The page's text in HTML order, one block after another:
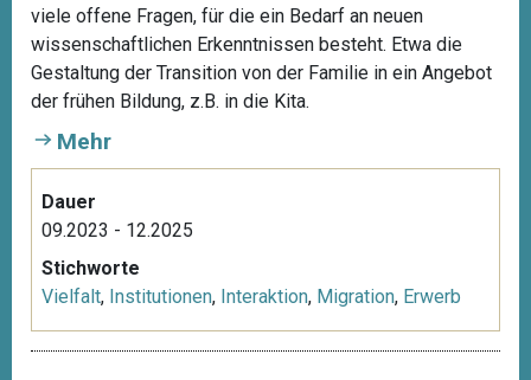
viele offene Fragen, für die ein Bedarf an neuen
wissenschaftlichen Erkenntnissen besteht. Etwa die
Gestaltung der Transition von der Familie in ein Angebot
der frühen Bildung, z.B. in die Kita.
Mehr
Dauer
09.2023 - 12.2025
Stichworte
Vielfalt, Institutionen, Interaktion, Migration, Erwerb